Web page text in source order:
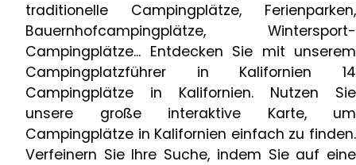
traditionelle Campingplätze, Ferienparken,
Bauernhofcampingplätze, Wintersport-
Campingplätze... Entdecken Sie mit unserem
Campingplatzführer in Kalifornien 14
Campingplätze in Kalifornien. Nutzen Sie
unsere große interaktive Karte, um
Campingplätze in Kalifornien einfach zu finden.
Verfeinern Sie Ihre Suche, indem Sie auf eine